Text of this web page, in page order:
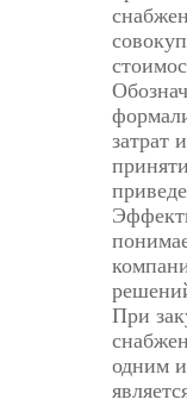
затрат
При
одним